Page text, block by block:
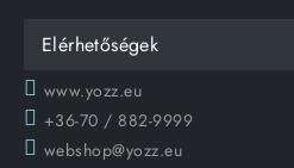
Elérhetőségek
www.yozz.eu
+36-70 / 882-9999
webshop@yozz.eu